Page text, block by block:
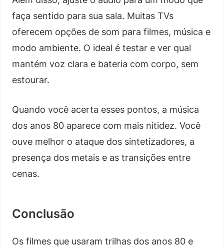
faça sentido para sua sala. Muitas TVs
oferecem opções de som para filmes, música e
modo ambiente. O ideal é testar e ver qual
mantém voz clara e bateria com corpo, sem
estourar.
Quando você acerta esses pontos, a música
dos anos 80 aparece com mais nitidez. Você
ouve melhor o ataque dos sintetizadores, a
presença dos metais e as transições entre
cenas.
Conclusão
Os filmes que usaram trilhas dos anos 80 e